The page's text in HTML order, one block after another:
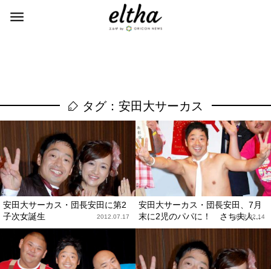
タグ：安田大サーカス
安田大サーカス・団長安田に第2
子次女誕生
2012.07.17
安田大サーカス・団長安田、7月
末に2児のパパに！ さち夫人...
2012.02.14